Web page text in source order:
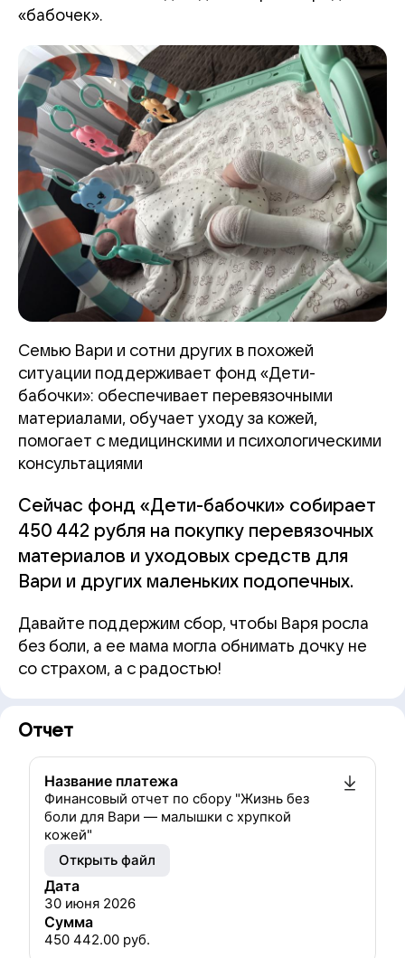
«бабочек».
Семью Вари и сотни других в похожей
ситуации поддерживает фонд «Дети-
бабочки»: обеспечивает перевязочными
материалами, обучает уходу за кожей,
помогает с медицинскими и психологическими
консультациями
Сейчас фонд «Дети-бабочки» собирает
450 442 рубля на покупку перевязочных
материалов и уходовых средств для
Вари и других маленьких подопечных.
Давайте поддержим сбор, чтобы Варя росла
без боли, а ее мама могла обнимать дочку не
со страхом, а с радостью!
Отчет
Название платежа
Финансовый отчет по сбору "Жизнь без
боли для Вари — малышки с хрупкой
кожей"
Открыть файл
Дата
30 июня 2026
Сумма
450 442.00 руб.